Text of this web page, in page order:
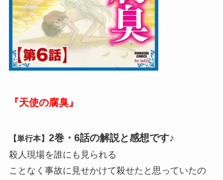
『天使の腐臭』
【単行本】 2巻・6話の解説と感想です♪
殺人現場を誰にも見られる
ことなく事故に見せかけて殺せたと思っていたの